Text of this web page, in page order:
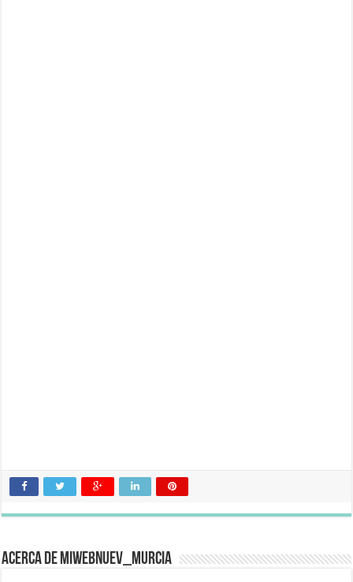
Acerca de miwebnuev_murcia